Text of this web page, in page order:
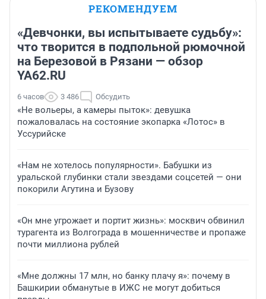
РЕКОМЕНДУЕМ
«Девчонки, вы испытываете судьбу»:
что творится в подпольной рюмочной
на Березовой в Рязани — обзор
YA62.RU
6 часов 3 486 Обсудить
«Не вольеры, а камеры пыток»: девушка
пожаловалась на состояние экопарка «Лотос» в
Уссурийске
«Нам не хотелось популярности». Бабушки из
уральской глубинки стали звездами соцсетей — они
покорили Агутина и Бузову
«Он мне угрожает и портит жизнь»: москвич обвинил
турагента из Волгограда в мошенничестве и пропаже
почти миллиона рублей
«Мне должны 17 млн, но банку плачу я»: почему в
Башкирии обманутые в ИЖС не могут добиться